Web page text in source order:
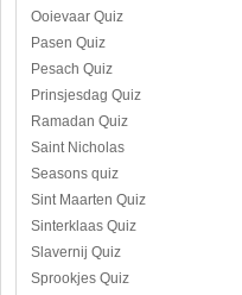
Ooievaar Quiz
Pasen Quiz
Pesach Quiz
Prinsjesdag Quiz
Ramadan Quiz
Saint Nicholas
Seasons quiz
Sint Maarten Quiz
Sinterklaas Quiz
Slavernij Quiz
Sprookjes Quiz